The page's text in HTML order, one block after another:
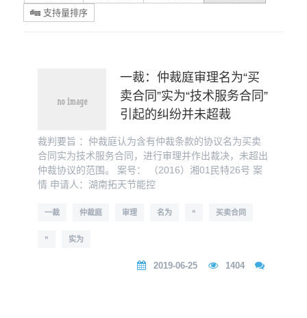
支持量排序
一裁：仲裁庭审理名为“买
卖合同”实为“技术服务合同”
引起的纠纷并未超裁
裁判要旨 ：仲裁庭认为含有仲裁条款的协议名为买卖
合同实为技术服务合同，进行审理并作出裁决，未超出
仲裁协议的范围。 案号： （2016）湘01民特26号 案
情 申请人：湖南拓天节能控
一裁 仲裁庭 审理 名为 “ 买卖合同
” 实为
2019-06-25 1404